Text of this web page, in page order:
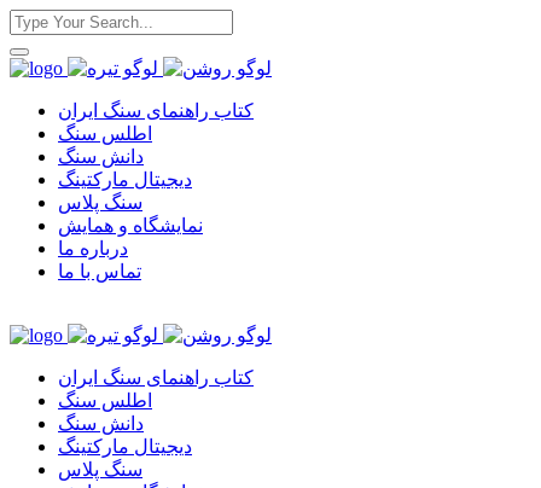
کتاب راهنمای سنگ ایران
اطلس سنگ
دانش سنگ
دیجیتال مارکتینگ
سنگ پلاس
نمایشگاه و همایش
درباره ما
تماس با ما
کتاب راهنمای سنگ ایران
اطلس سنگ
دانش سنگ
دیجیتال مارکتینگ
سنگ پلاس